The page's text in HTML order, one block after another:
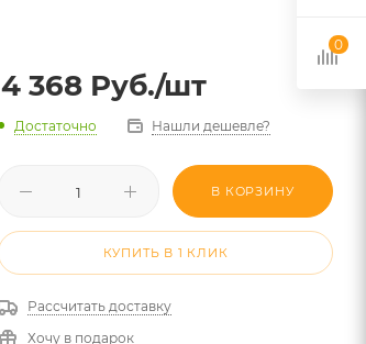
4 368 Руб./шт
Достаточно Нашли дешевле?
В КОРЗИНУ
КУПИТЬ В 1 КЛИК
Рассчитать доставку
Хочу в подарок
0